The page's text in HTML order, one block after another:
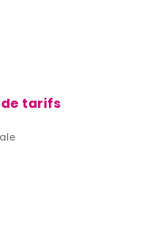
de tarifs